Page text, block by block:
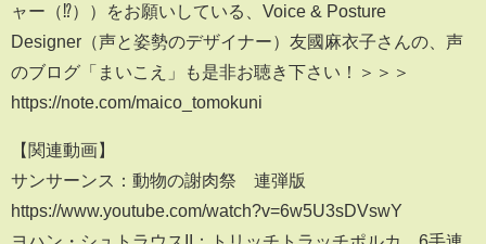
ャー（⁉））をお願いしている、Voice & Posture
Designer（声と姿勢のデザイナー）友國麻衣子さんの、声
のブログ「まいこえ」も是非お聴き下さい！＞＞＞
https://note.com/maico_tomokuni
【関連動画】
サンサーンス：動物の謝肉祭 連弾版
https://www.youtube.com/watch?v=6w5U3sDVswY